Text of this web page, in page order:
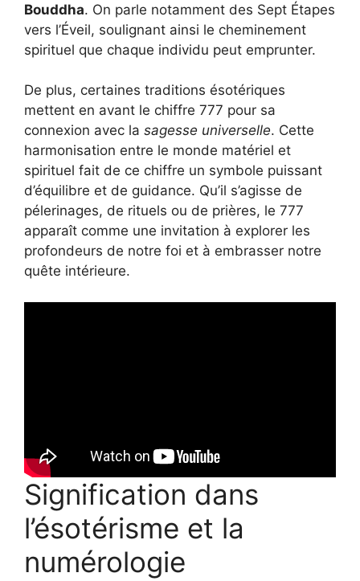
Bouddha. On parle notamment des Sept Étapes
vers l’Éveil, soulignant ainsi le cheminement
spirituel que chaque individu peut emprunter.
De plus, certaines traditions ésotériques
mettent en avant le chiffre 777 pour sa
connexion avec la sagesse universelle. Cette
harmonisation entre le monde matériel et
spirituel fait de ce chiffre un symbole puissant
d’équilibre et de guidance. Qu’il s’agisse de
pélerinages, de rituels ou de prières, le 777
apparaît comme une invitation à explorer les
profondeurs de notre foi et à embrasser notre
quête intérieure.
Signification dans
l’ésotérisme et la
numérologie